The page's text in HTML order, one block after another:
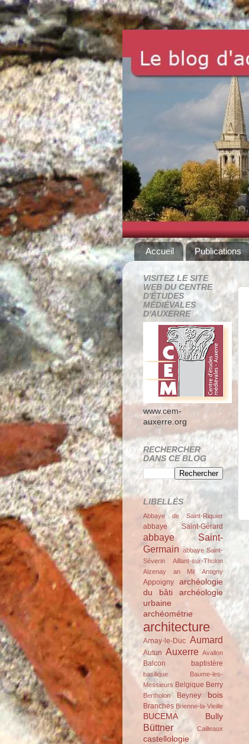
Accueil Publications
VISITEZ LE SITE
WEB DU CENTRE
D'ÉTUDES
MÉDIÉVALES
D'AUXERRE
www.cem-
auxerre.org
RECHERCHER
DANS CE BLOG
LIBELLÉS
Abbaye de Saint-Riquier
abbaye Saint-Gérard
abbaye Saint-
Germain abbaye Saint-
Séverin
Aillant-sur-Tholon
Aizenay
an Mil Antigny
Appoigny
archéologie
du bâti
archéologie
urbaine
archéométrie
architecture
Arnay-le-Duc Aumard
Autun Auxerre Avallon
Balcon baptistère
basilique
Baume-les-
Messieurs Belgique Berry
Bertholon Beyney bois
Branches Brienne-la-Vieille
BUCEMA Bully
Büttner Cailleaux
castellologie